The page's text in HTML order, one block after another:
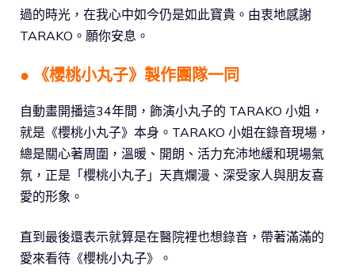
過的時光，在我心中如今仍是如此寶貴。由衷地感謝
TARAKO。願你安息。
● 《櫻桃小丸子》製作團隊一同
自動畫開播這34年間，飾演小丸子的 TARAKO 小姐，
就是《櫻桃小丸子》本身。TARAKO 小姐在錄音現場，
總是關心著周圍，溫暖、開朗、活力充沛地緩和現場氣
氛，正是「櫻桃小丸子」天真爛漫、深受家人與朋友喜
愛的形象。
直到最後還表示就算是在醫院裡也想錄音，帶著滿滿的
愛來看待《櫻桃小丸子》。